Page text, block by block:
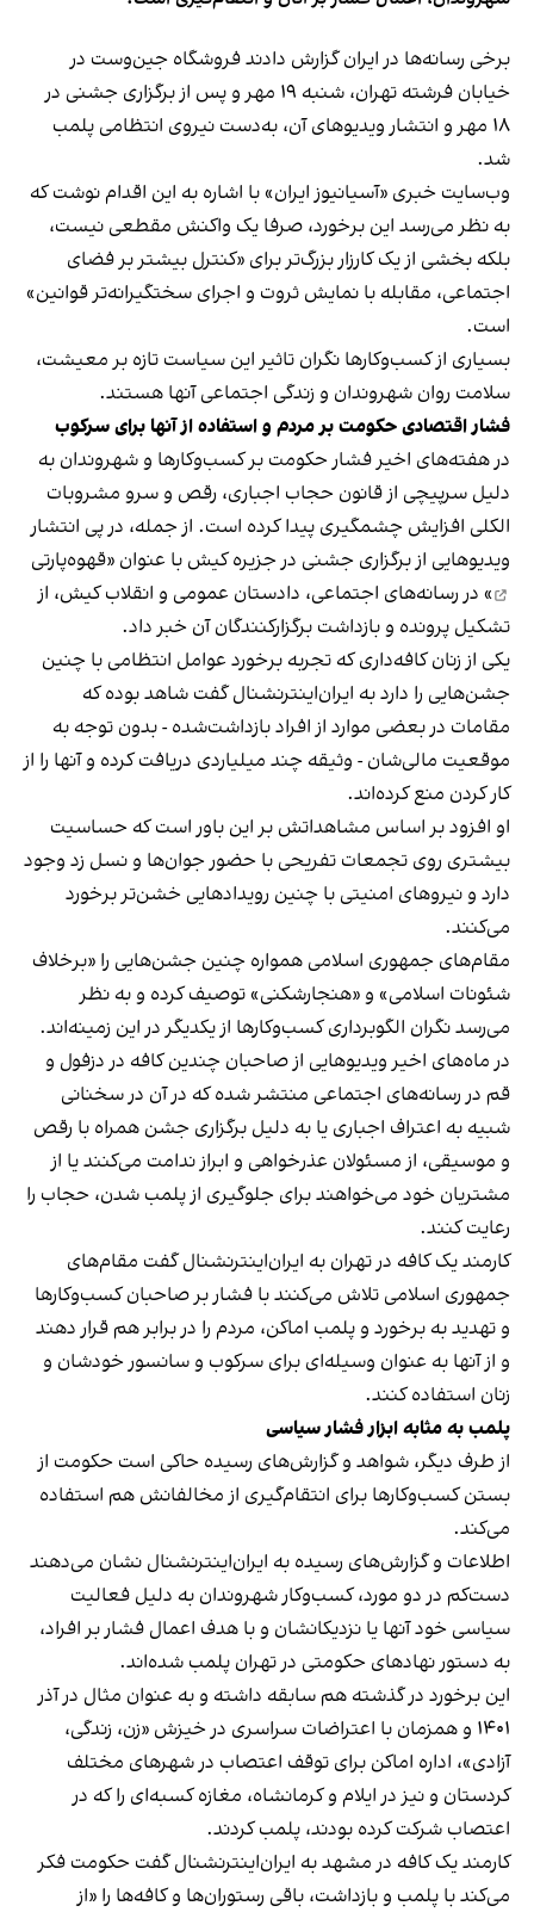
برخی رسانه‌ها در ایران گزارش دادند فروشگاه جین‌وست در
خیابان فرشته تهران، شنبه ۱۹ مهر و پس از برگزاری جشنی در
۱۸ مهر و انتشار ویدیوهای آن، به‌دست نیروی انتظامی پلمب
شد.
وب‌سایت خبری «آسیانیوز ایران» با اشاره به این اقدام نوشت که
به نظر می‌رسد این برخورد، صرفا یک واکنش مقطعی نیست،
بلکه بخشی از یک کارزار بزرگ‌تر برای «کنترل بیشتر بر فضای
اجتماعی، مقابله با نمایش ثروت و اجرای سختگیرانه‌تر قوانین»
است.
بسیاری از کسب‌وکارها نگران تاثیر این سیاست‌ تازه بر معیشت،
سلامت روان شهروندان و زندگی اجتماعی آنها هستند.
فشار اقتصادی حکومت بر مردم و استفاده از آنها برای سرکوب
در هفته‌های اخیر فشار حکومت بر کسب‌وکارها و شهروندان به
دلیل سرپیچی از قانون حجاب اجباری، رقص و سرو مشروبات
الکلی افزایش چشمگیری پیدا کرده است. از جمله، در پی انتشار
ویدیوهایی از برگزاری جشنی در جزیره کیش با عنوان «قهوه‌پارتی
» در رسانه‌های اجتماعی، دادستان عمومی و انقلاب کیش، از
تشکیل پرونده و بازداشت برگزارکنندگان آن خبر داد.
یکی از زنان کافه‌داری که تجربه برخورد عوامل انتظامی با چنین
جشن‌هایی را دارد به ایران‌اینترنشنال گفت شاهد بوده که
مقامات در بعضی موارد از افراد بازداشت‌‌شده - بدون توجه به
موقعیت مالی‌شان - وثیقه چند میلیاردی دریافت کرده و آنها را از
کار کردن منع کرده‌اند.
او افزود بر اساس مشاهداتش بر این باور است که حساسیت
بیشتری روی تجمعات تفریحی با حضور جوان‌ها و نسل زد وجود
دارد و نیروهای امنیتی با چنین رویدادهایی خشن‌تر برخورد
می‌کنند.
مقام‌های جمهوری اسلامی همواره چنین جشن‌هایی را «برخلاف
شئونات اسلامی» و «هنجارشکنی» توصیف کرده و به نظر
می‌رسد نگران الگوبرداری کسب‌وکارها از یکدیگر در این زمینه‌اند.
در ماه‌های اخیر ویدیوهایی از صاحبان چندین کافه در دزفول و
قم در رسانه‌های اجتماعی منتشر شده که در آن در سخنانی
شبیه به اعتراف اجباری یا به دلیل برگزاری جشن همراه با رقص
و موسیقی، از مسئولان عذرخواهی و ابراز ندامت می‌کنند یا از
مشتریان خود می‌خواهند برای جلوگیری از پلمب شدن، حجاب را
رعایت کنند.
کارمند یک کافه در تهران به ایران‌اینترنشنال گفت مقام‌های
جمهوری اسلامی تلاش می‌کنند با فشار بر صاحبان کسب‌وکارها
و تهدید به برخورد و پلمب اماکن، مردم را در برابر هم قرار دهند
و از آنها به عنوان وسیله‌ای برای سرکوب و سانسور خودشان و
زنان استفاده کنند.
پلمب به مثابه ابزار فشار سیاسی
از طرف دیگر، شواهد و گزارش‌های رسیده حاکی است حکومت از
بستن کسب‌وکارها برای انتقام‌گیری از مخالفانش هم استفاده
می‌کند.
اطلاعات و گزارش‌های رسیده به ایران‌اینترنشنال نشان می‌دهند
دست‌کم در دو مورد، کسب‌وکار شهروندان به دلیل فعالیت
سیاسی خود آنها یا نزدیکانشان و با هدف اعمال فشار بر افراد،
به دستور نهادهای حکومتی در تهران پلمب شده‌اند.
این برخورد در گذشته هم سابقه داشته و به عنوان مثال در آذر
۱۴۰۱ و همزمان با اعتراضات سراسری در خیزش «زن، زندگی،
آزادی»، اداره اماکن برای توقف اعتصاب در شهرهای مختلف
کردستان و نیز در ایلام و کرمانشاه، مغازه کسبه‌ای را که در
اعتصاب شرکت کرده بودند، پلمب کردند.
کارمند یک کافه در مشهد به ایران‌اینترنشنال گفت حکومت فکر
می‌کند با پلمب و بازداشت، باقی رستوران‌ها و کافه‌ها را «از